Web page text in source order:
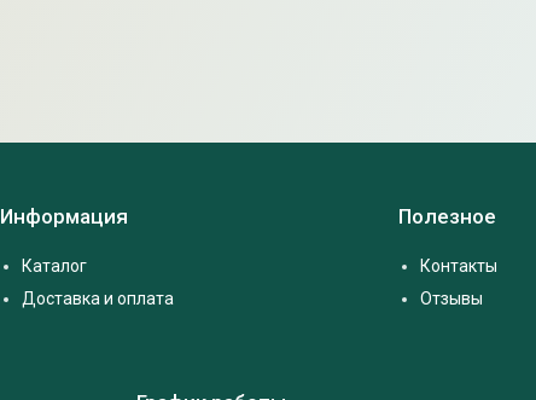
Информация
Каталог
Доставка и оплата
Полезное
Контакты
Отзывы